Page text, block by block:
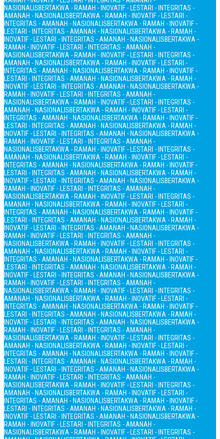
NASIONALISBERTAKWA - RAMAH - INOVATIF - LESTARI - INTEGRITAS -
AMANAH - NASIONALISBERTAKWA - RAMAH - INOVATIF - LESTARI -
INTEGRITAS - AMANAH - NASIONALISBERTAKWA - RAMAH - INOVATIF -
LESTARI - INTEGRITAS - AMANAH - NASIONALISBERTAKWA - RAMAH -
INOVATIF - LESTARI - INTEGRITAS - AMANAH - NASIONALISBERTAKWA -
RAMAH - INOVATIF - LESTARI - INTEGRITAS - AMANAH -
NASIONALISBERTAKWA - RAMAH - INOVATIF - LESTARI - INTEGRITAS -
AMANAH - NASIONALISBERTAKWA - RAMAH - INOVATIF - LESTARI -
INTEGRITAS - AMANAH - NASIONALISBERTAKWA - RAMAH - INOVATIF -
LESTARI - INTEGRITAS - AMANAH - NASIONALISBERTAKWA - RAMAH -
INOVATIF - LESTARI - INTEGRITAS - AMANAH - NASIONALISBERTAKWA -
RAMAH - INOVATIF - LESTARI - INTEGRITAS - AMANAH -
NASIONALISBERTAKWA - RAMAH - INOVATIF - LESTARI - INTEGRITAS -
AMANAH - NASIONALISBERTAKWA - RAMAH - INOVATIF - LESTARI -
INTEGRITAS - AMANAH - NASIONALISBERTAKWA - RAMAH - INOVATIF -
LESTARI - INTEGRITAS - AMANAH - NASIONALISBERTAKWA - RAMAH -
INOVATIF - LESTARI - INTEGRITAS - AMANAH - NASIONALISBERTAKWA -
RAMAH - INOVATIF - LESTARI - INTEGRITAS - AMANAH -
NASIONALISBERTAKWA - RAMAH - INOVATIF - LESTARI - INTEGRITAS -
AMANAH - NASIONALISBERTAKWA - RAMAH - INOVATIF - LESTARI -
INTEGRITAS - AMANAH - NASIONALISBERTAKWA - RAMAH - INOVATIF -
LESTARI - INTEGRITAS - AMANAH - NASIONALISBERTAKWA - RAMAH -
INOVATIF - LESTARI - INTEGRITAS - AMANAH - NASIONALISBERTAKWA -
RAMAH - INOVATIF - LESTARI - INTEGRITAS - AMANAH -
NASIONALISBERTAKWA - RAMAH - INOVATIF - LESTARI - INTEGRITAS -
AMANAH - NASIONALISBERTAKWA - RAMAH - INOVATIF - LESTARI -
INTEGRITAS - AMANAH - NASIONALISBERTAKWA - RAMAH - INOVATIF -
LESTARI - INTEGRITAS - AMANAH - NASIONALISBERTAKWA - RAMAH -
INOVATIF - LESTARI - INTEGRITAS - AMANAH - NASIONALISBERTAKWA -
RAMAH - INOVATIF - LESTARI - INTEGRITAS - AMANAH -
NASIONALISBERTAKWA - RAMAH - INOVATIF - LESTARI - INTEGRITAS -
AMANAH - NASIONALISBERTAKWA - RAMAH - INOVATIF - LESTARI -
INTEGRITAS - AMANAH - NASIONALISBERTAKWA - RAMAH - INOVATIF -
LESTARI - INTEGRITAS - AMANAH - NASIONALISBERTAKWA - RAMAH -
INOVATIF - LESTARI - INTEGRITAS - AMANAH - NASIONALISBERTAKWA -
RAMAH - INOVATIF - LESTARI - INTEGRITAS - AMANAH -
NASIONALISBERTAKWA - RAMAH - INOVATIF - LESTARI - INTEGRITAS -
AMANAH - NASIONALISBERTAKWA - RAMAH - INOVATIF - LESTARI -
INTEGRITAS - AMANAH - NASIONALISBERTAKWA - RAMAH - INOVATIF -
LESTARI - INTEGRITAS - AMANAH - NASIONALISBERTAKWA - RAMAH -
INOVATIF - LESTARI - INTEGRITAS - AMANAH - NASIONALISBERTAKWA -
RAMAH - INOVATIF - LESTARI - INTEGRITAS - AMANAH -
NASIONALISBERTAKWA - RAMAH - INOVATIF - LESTARI - INTEGRITAS -
AMANAH - NASIONALISBERTAKWA - RAMAH - INOVATIF - LESTARI -
INTEGRITAS - AMANAH - NASIONALISBERTAKWA - RAMAH - INOVATIF -
LESTARI - INTEGRITAS - AMANAH - NASIONALISBERTAKWA - RAMAH -
INOVATIF - LESTARI - INTEGRITAS - AMANAH - NASIONALISBERTAKWA -
RAMAH - INOVATIF - LESTARI - INTEGRITAS - AMANAH -
NASIONALISBERTAKWA - RAMAH - INOVATIF - LESTARI - INTEGRITAS -
AMANAH - NASIONALISBERTAKWA - RAMAH - INOVATIF - LESTARI -
INTEGRITAS - AMANAH - NASIONALISBERTAKWA - RAMAH - INOVATIF -
LESTARI - INTEGRITAS - AMANAH - NASIONALISBERTAKWA - RAMAH -
INOVATIF - LESTARI - INTEGRITAS - AMANAH - NASIONALISBERTAKWA -
RAMAH - INOVATIF - LESTARI - INTEGRITAS - AMANAH -
NASIONALISBERTAKWA - RAMAH - INOVATIF - LESTARI - INTEGRITAS -